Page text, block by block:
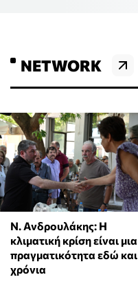
NETWORK
Ν. Ανδρουλάκης: Η
κλιματική κρίση είναι μια
πραγματικότητα εδώ και
χρόνια